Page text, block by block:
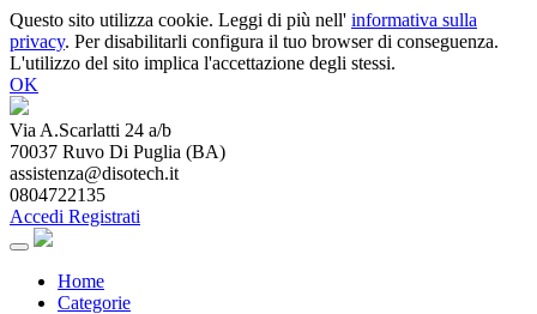
Questo sito utilizza cookie. Leggi di più nell' informativa sulla
privacy. Per disabilitarli configura il tuo browser di conseguenza.
L'utilizzo del sito implica l'accettazione degli stessi.
OK
Via A.Scarlatti 24 a/b
70037 Ruvo Di Puglia (BA)
assistenza@disotech.it
0804722135
Accedi Registrati
Home
Categorie